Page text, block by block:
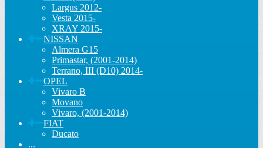
Largus 2012-
Vesta 2015-
XRAY 2015-
NISSAN
Almera G15
Primastar, (2001-2014)
Terrano, III (D10) 2014-
OPEL
Vivaro B
Movano
Vivaro, (2001-2014)
FIAT
Ducato
...